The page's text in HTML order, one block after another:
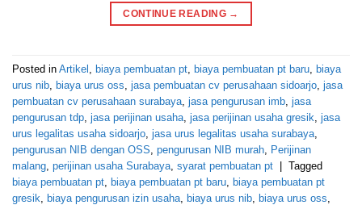
CONTINUE READING →
Posted in Artikel biaya pembuatan pt biaya pembuatan pt baru biaya
urus nib biaya urus oss jasa pembuatan cv perusahaan sidoarjo jasa
pembuatan cv perusahaan surabaya jasa pengurusan imb jasa
pengurusan tdp jasa perijinan usaha jasa perijinan usaha gresik jasa
urus legalitas usaha sidoarjo jasa urus legalitas usaha surabaya
pengurusan NIB dengan OSS pengurusan NIB murah Perijinan
malang perijinan usaha Surabaya syarat pembuatan pt | Tagged
biaya pembuatan pt biaya pembuatan pt baru biaya pembuatan pt
gresik biaya pengurusan izin usaha biaya urus nib biaya urus oss